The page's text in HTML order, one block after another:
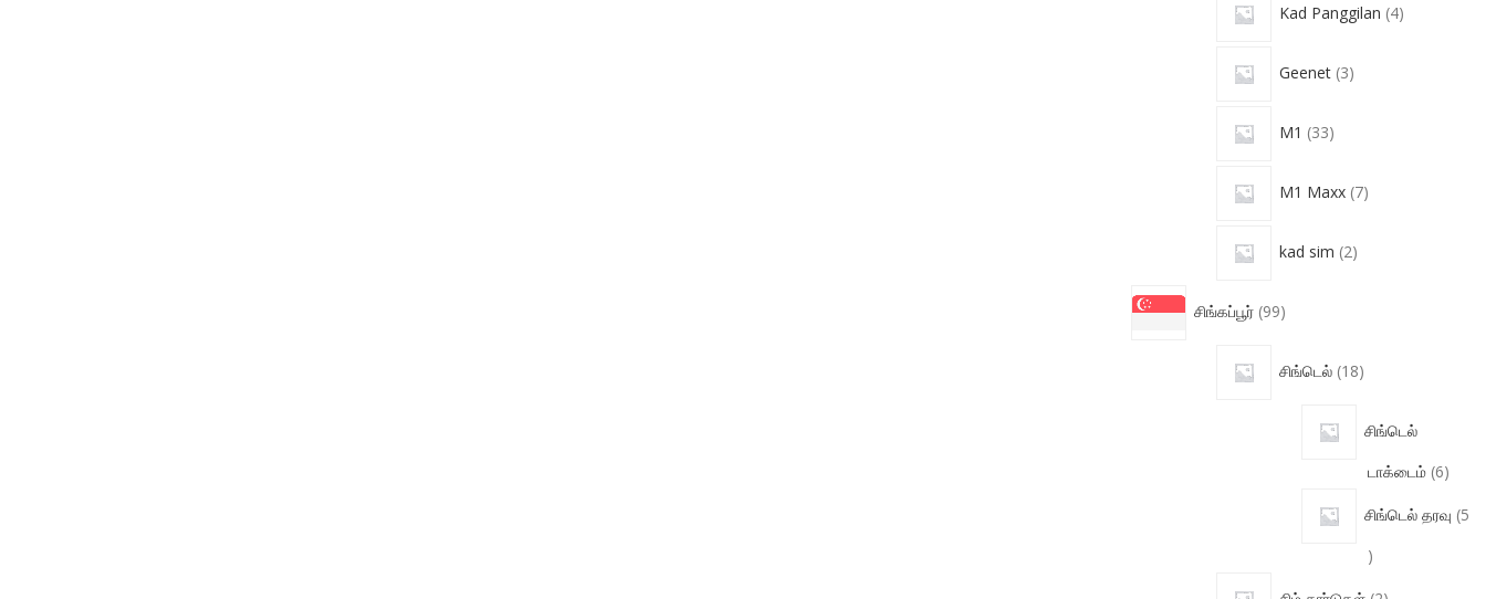
Kad Panggilan 4
Geenet 3
M1 33
M1 Maxx 7
kad sim 2
சிங்கப்பூர் 99
சிங்டெல் 18
சிங்டெல்
டாக்டைம் 6
சிங்டெல் தரவு 5